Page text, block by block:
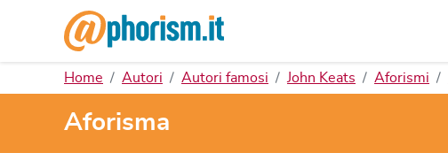
Home Autori Autori famosi John Keats Aforismi
Aforisma